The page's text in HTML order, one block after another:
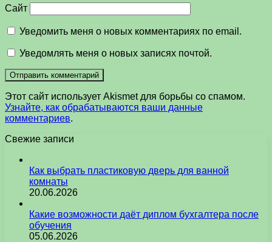
Сайт
Уведомить меня о новых комментариях по email.
Уведомлять меня о новых записях почтой.
Этот сайт использует Akismet для борьбы со спамом.
Узнайте, как обрабатываются ваши данные
комментариев.
Свежие записи
Как выбрать пластиковую дверь для ванной
комнаты
20.06.2026
Какие возможности даёт диплом бухгалтера после
обучения
05.06.2026